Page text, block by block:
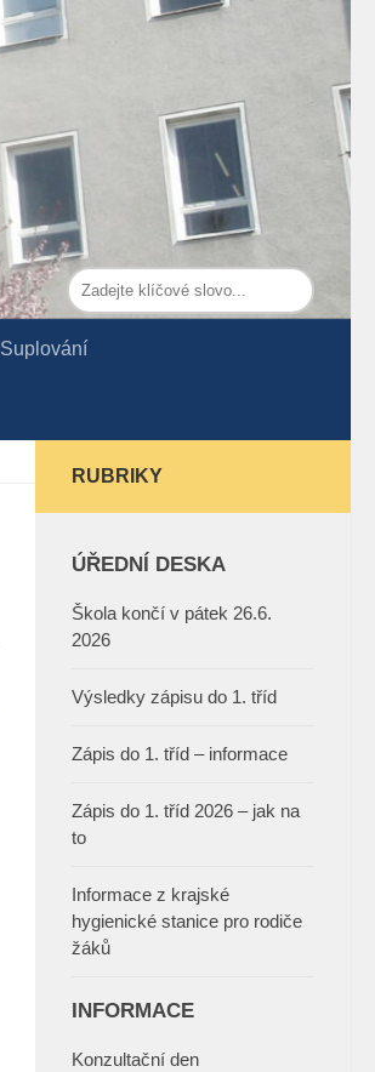
Suplování
RUBRIKY
ÚŘEDNÍ DESKA
Škola končí v pátek 26.6.
2026
Výsledky zápisu do 1. tříd
Zápis do 1. tříd – informace
Zápis do 1. tříd 2026 – jak na
to
Informace z krajské
hygienické stanice pro rodiče
žáků
INFORMACE
Konzultační den